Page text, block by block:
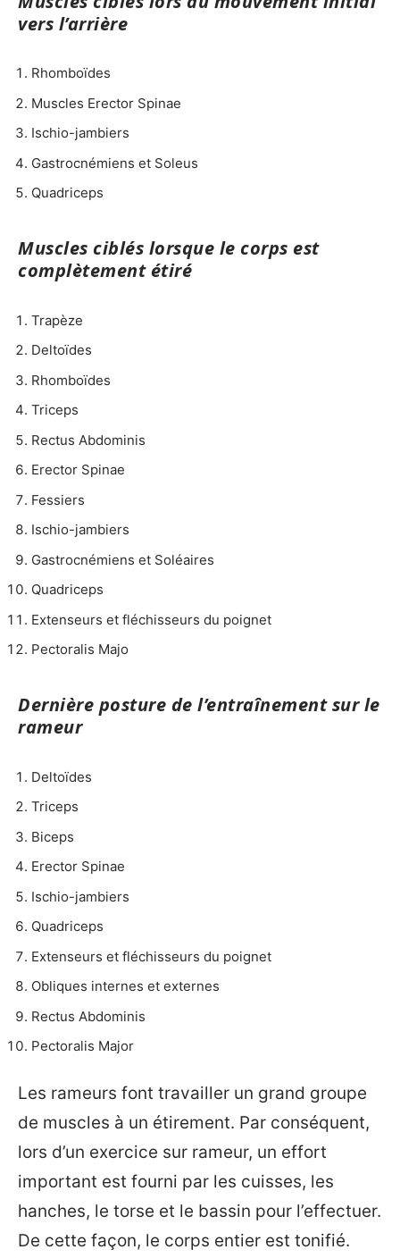
vers l’arrière
Rhomboïdes
Muscles Erector Spinae
Ischio-jambiers
Gastrocnémiens et Soleus
Quadriceps
Muscles ciblés lorsque le corps est
complètement étiré
Trapèze
Deltoïdes
Rhomboïdes
Triceps
Rectus Abdominis
Erector Spinae
Fessiers
Ischio-jambiers
Gastrocnémiens et Soléaires
Quadriceps
Extenseurs et fléchisseurs du poignet
Pectoralis Majo
Dernière posture de l’entraînement sur le
rameur
Deltoïdes
Triceps
Biceps
Erector Spinae
Ischio-jambiers
Quadriceps
Extenseurs et fléchisseurs du poignet
Obliques internes et externes
Rectus Abdominis
Pectoralis Major
Les rameurs font travailler un grand groupe
de muscles à un étirement. Par conséquent,
lors d’un exercice sur rameur, un effort
important est fourni par les cuisses, les
hanches, le torse et le bassin pour l’effectuer.
De cette façon, le corps entier est tonifié.